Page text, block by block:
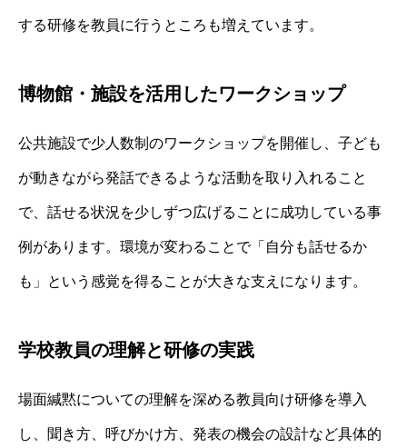
する研修を教員に行うところも増えています。
博物館・施設を活用したワークショップ
公共施設で少人数制のワークショップを開催し、子ども
が動きながら発話できるような活動を取り入れること
で、話せる状況を少しずつ広げることに成功している事
例があります。環境が変わることで「自分も話せるか
も」という感覚を得ることが大きな支えになります。
学校教員の理解と研修の実践
場面緘黙についての理解を深める教員向け研修を導入
し、聞き方、呼びかけ方、発表の機会の設計など具体的